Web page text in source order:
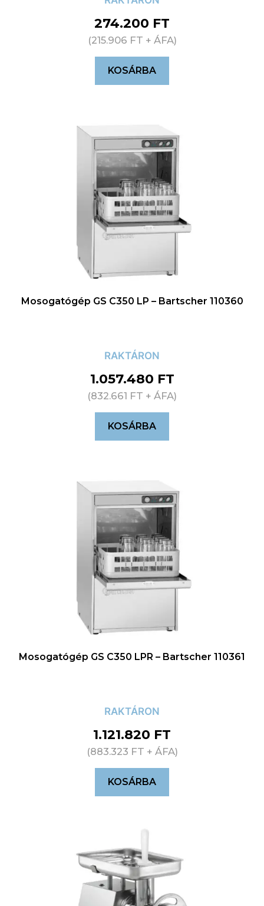
274.200 FT
(215.906 FT + ÁFA)
KOSÁRBA
Mosogatógép GS C350 LP – Bartscher 110360
RAKTÁRON
1.057.480 FT
(832.661 FT + ÁFA)
KOSÁRBA
Mosogatógép GS C350 LPR – Bartscher 110361
RAKTÁRON
1.121.820 FT
(883.323 FT + ÁFA)
KOSÁRBA